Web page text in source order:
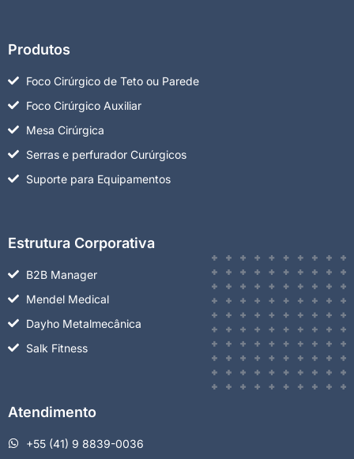
Produtos
Foco Cirúrgico de Teto ou Parede
Foco Cirúrgico Auxiliar
Mesa Cirúrgica
Serras e perfurador Curúrgicos
Suporte para Equipamentos
Estrutura Corporativa
B2B Manager
Mendel Medical
Dayho Metalmecânica
Salk Fitness
Atendimento
+55 (41) 9 8839-0036